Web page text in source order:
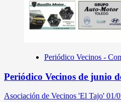
Periódico Vecinos -
Periódico Vecinos de junio
Asociación de Vecinos 'El Tajo' 01/